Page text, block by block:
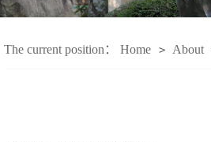
The current position： Home > About